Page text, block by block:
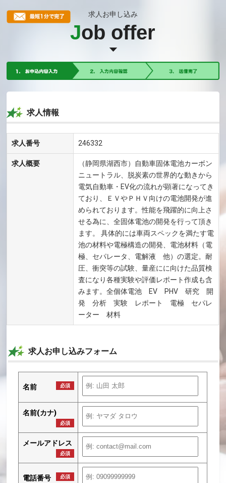
求人お申し込み
Job offer
求人情報
求人番号 246332
求人概要
（静岡県湖西市）自動車固体電池カーボン
ニュートラル、脱炭素の世界的な動きから
電気自動車・EV化の流れが顕著になってき
ており、ＥＶやＰＨＶ向けの電池開発が進
められております。性能を飛躍的に向上さ
せる為に、全固体電池の開発を行って頂き
ます。 具体的には車両スペックを満たす電
池の材料や電極構造の開発、電池材料（電
極、セパレータ、電解液 他）の選定。耐
圧、衝突等の試験、量産にに向けた品質検
査になり各種実験や評価レポート作成も含
みます。全個体電池 EV PHV 研究 開
発 分析 実験 レポート 電極 セパレ
ーター 材料
求人お申し込みフォーム
名前 必須
名前(カナ)
必須
メールアドレス
必須
電話番号 必須